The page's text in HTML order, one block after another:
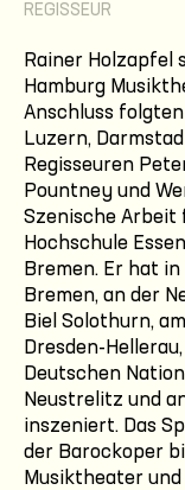
REGISSEUR
Rainer Holzapfel
Hamburg
Anschluss
Luzern,
Regisseuren
Pountney und
Szenische Arbeit
Hochschule
Bremen. Er hat
Bremen, an der
Biel Solothurn,
Dresden-
Deutschen
Neustrelitz und
inszeniert. Das
der Barockoper
Musiktheater